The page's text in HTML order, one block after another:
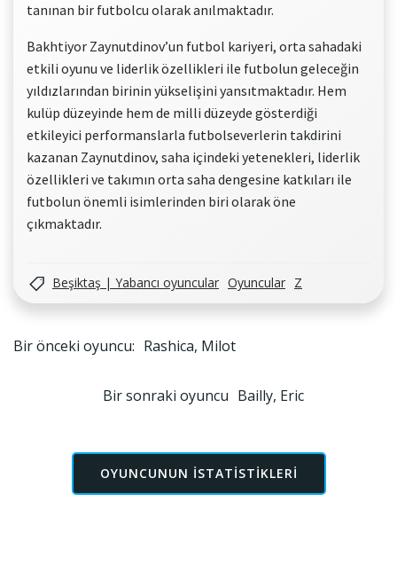
tanınan bir futbolcu olarak anılmaktadır.
Bakhtiyor Zaynutdinov’un futbol kariyeri, orta sahadaki
etkili oyunu ve liderlik özellikleri ile futbolun geleceğin
yıldızlarından birinin yükselişini yansıtmaktadır. Hem
kulüp düzeyinde hem de milli düzeyde gösterdiği
etkileyici performanslarla futbolseverlerin takdirini
kazanan Zaynutdinov, saha içindeki yetenekleri, liderlik
özellikleri ve takımın orta saha dengesine katkıları ile
futbolun önemli isimlerinden biri olarak öne
çıkmaktadır.
Beşiktaş | Yabancı oyuncular Oyuncular Z
Yazı
gezinmesi
Bir önceki oyuncu: Rashica, Milot
Yazı
Bir sonraki oyuncu Bailly, Eric
OYUNCUNUN ISTATISTIKLERI